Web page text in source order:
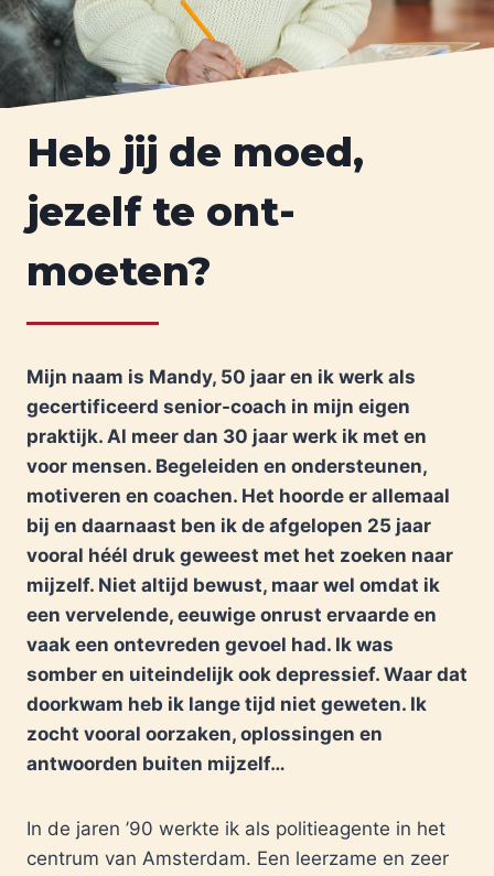
Heb jij de moed,
jezelf te ont-
moeten?
Mijn naam is Mandy, 50 jaar en ik werk als
gecertificeerd senior-coach in mijn eigen
praktijk. Al meer dan 30 jaar werk ik met en
voor mensen. Begeleiden en ondersteunen,
motiveren en coachen. Het hoorde er allemaal
bij en daarnaast ben ik de afgelopen 25 jaar
vooral héél druk geweest met het zoeken naar
mijzelf. Niet altijd bewust, maar wel omdat ik
een vervelende, eeuwige onrust ervaarde en
vaak een ontevreden gevoel had. Ik was
somber en uiteindelijk ook depressief. Waar dat
doorkwam heb ik lange tijd niet geweten. Ik
zocht vooral oorzaken, oplossingen en
antwoorden buiten mijzelf…
In de jaren ’90 werkte ik als politieagente in het
centrum van Amsterdam. Een leerzame en zeer